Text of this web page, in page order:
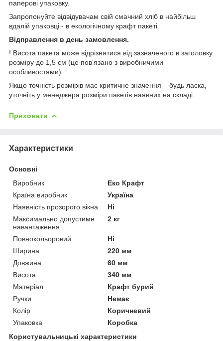
паперові упаковку.
Запропонуйте відвідувачам свій смачний хліб в найбільш
вдалій упаковці - в екологічному крафт пакеті.
Відправлення в день замовлення.
! Висота пакета може відрізнятися від зазначеного в заголовку
розміру до 1,5 см (це пов’язано з виробничими
особливостями).
Якщо точність розмірів має критичне значення – будь ласка,
уточніть у менеджера розміри пакетів наявних на складі.
Приховати
Характеристики
Основні
Виробник
Еко Крафт
Країна виробник
Україна
Наявність прозорого вікна
Ні
Максимально допустиме
навантаження
2 кг
Повнокольоровий
Ні
Ширина
220 мм
Довжина
60 мм
Висота
340 мм
Матеріал
Крафт бурий
Ручки
Немає
Колір
Коричневий
Упаковка
Коробка
Користувальницькі характеристики